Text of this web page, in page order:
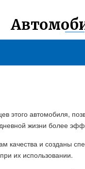
этого автомобиля,
жизни более
качества и созданы
их использовании.